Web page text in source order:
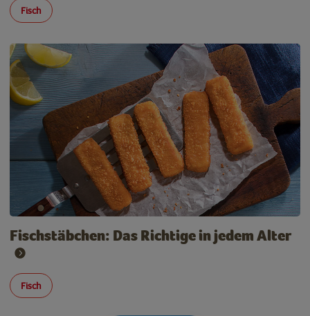
Fisch
Fischstäbchen: Das Richtige in jedem Alter
Fisch